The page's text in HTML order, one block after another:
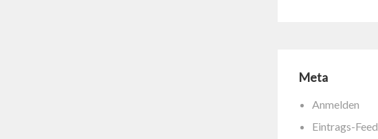
Meta
Anmelden
Eintrags-Feed